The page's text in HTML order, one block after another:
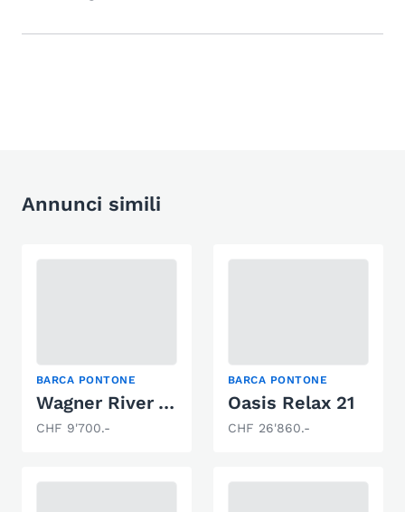
Annunci simili
BARCA PONTONE
Wagner River 700
CHF 9'700.-
BARCA PONTONE
Oasis Relax 21
CHF 26'860.-